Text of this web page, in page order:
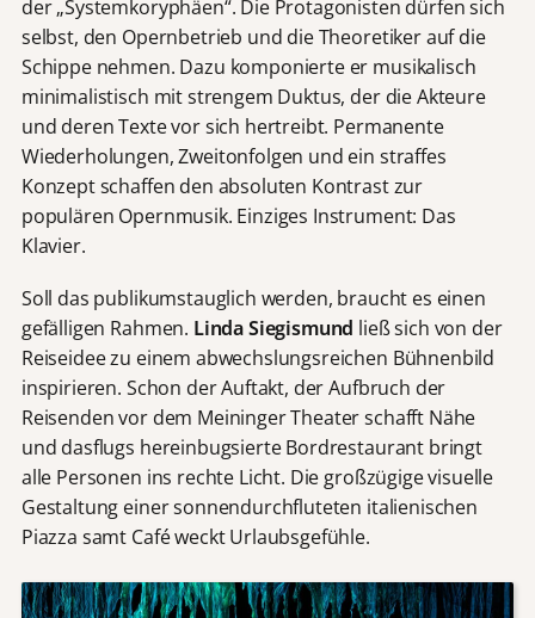
der „Systemkoryphäen“. Die Protagonisten dürfen sich
selbst, den Opernbetrieb und die Theoretiker auf die
Schippe nehmen. Dazu komponierte er musikalisch
minimalistisch mit strengem Duktus, der die Akteure
und deren Texte vor sich hertreibt. Permanente
Wiederholungen, Zweitonfolgen und ein straffes
Konzept schaffen den absoluten Kontrast zur
populären Opernmusik. Einziges Instrument: Das
Klavier.
Soll das publikumstauglich werden, braucht es einen
gefälligen Rahmen. Linda Siegismund ließ sich von der
Reiseidee zu einem abwechslungsreichen Bühnenbild
inspirieren. Schon der Auftakt, der Aufbruch der
Reisenden vor dem Meininger Theater schafft Nähe
und dasflugs hereinbugsierte Bordrestaurant bringt
alle Personen ins rechte Licht. Die großzügige visuelle
Gestaltung einer sonnendurchfluteten italienischen
Piazza samt Café weckt Urlaubsgefühle.